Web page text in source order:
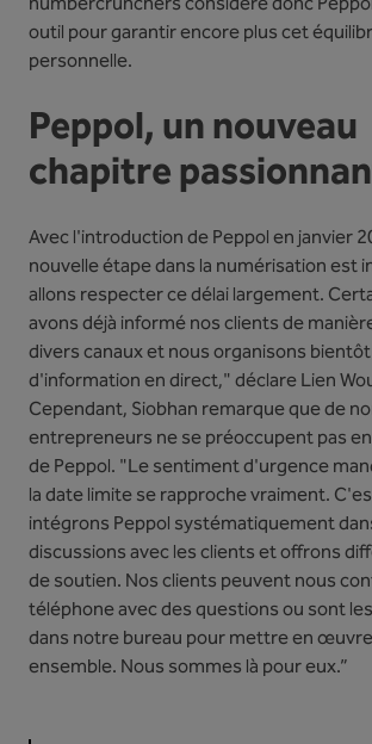
outil pour garantir encore plus cet
personnelle.
Peppol, un nouveau
chapitre
Avec l'introduction de Peppol en janvier
nouvelle étape dans la numérisation est
allons respecter ce délai largement.
avons déjà informé nos clients de
divers canaux et nous organisons
d'information en direct," déclare Lien
Cependant, Siobhan remarque que de
entrepreneurs ne se préoccupent pas
de Peppol. "Le sentiment d'urgence
la date limite se rapproche vraiment.
intégrons Peppol systématiquement
discussions avec les clients et offrons
de soutien. Nos clients peuvent nous
téléphone avec des questions ou sont
dans notre bureau pour mettre en
ensemble. Nous sommes là pour eux.”